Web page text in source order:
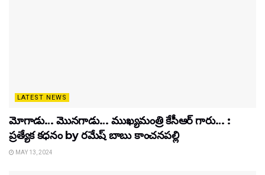
LATEST NEWS
మోగాడు… మొనగాడు… ముఖ్యమంత్రి కేసీఆర్ గారు… :
ప్రత్యేక కధనం by రమేష్ బాబు కాంచనపల్లి
MAY 13, 2024